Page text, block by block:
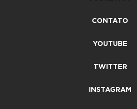
CONTATO
YOUTUBE
TWITTER
INSTAGRAM